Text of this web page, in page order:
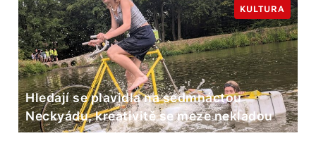
Hledají se plavidla na sedmnáctou
Neckyádu, kreativitě se meze nekladou
KULTURA